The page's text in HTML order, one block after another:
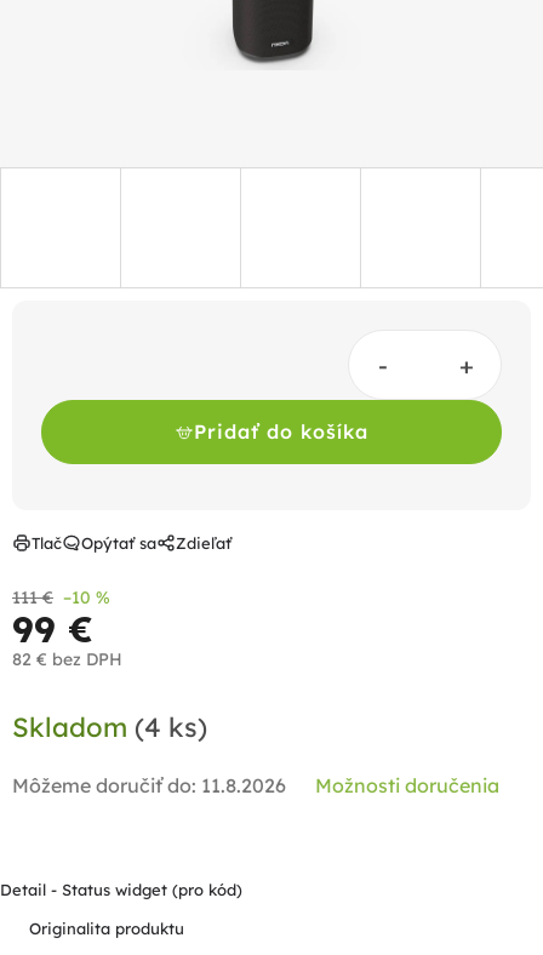
111 € –10 %
99 €
82 € bez DPH
cena:
Skladom (4 ks)
Môžeme doručiť do: 11.8.2026 Možnosti doručenia
Pridať do košíka
Tlač Opýtať sa Zdieľať
Detail - Status widget (pro kód)
Originalita produktu